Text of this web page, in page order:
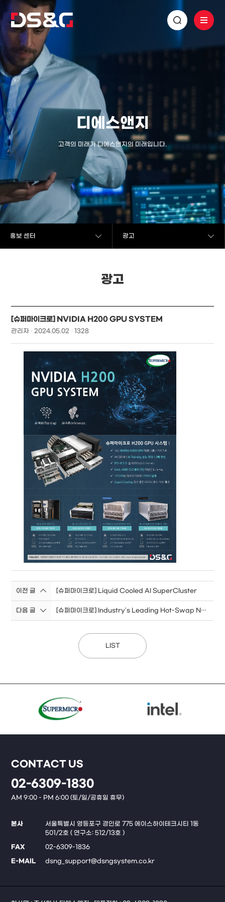
디에스앤지
고객의 미래가 디에스앤지의 미래입니다.
홍보 센터 광고
광고
[슈퍼마이크로] NVIDIA H200 GPU SYSTEM
관리자 2024.05.02 1328
이전 글 [슈퍼마이크로] Liquid Cooled AI SuperCluster
다음 글 [슈퍼마이크로] Industry's Leading Hot-Swap NVMe Solutions!
LIST
CONTACT US
02-6309-1830
AM 9:00 - PM 6:00 (토/일/공휴일 휴무)
본사
서울특별시 영등포구 경인로 775 에이스하이테크시티 1동
501/2호 ( 연구소: 512/13호 )
FAX
02-6309-1836
E-MAIL
dsng_support@dsngsystem.co.kr